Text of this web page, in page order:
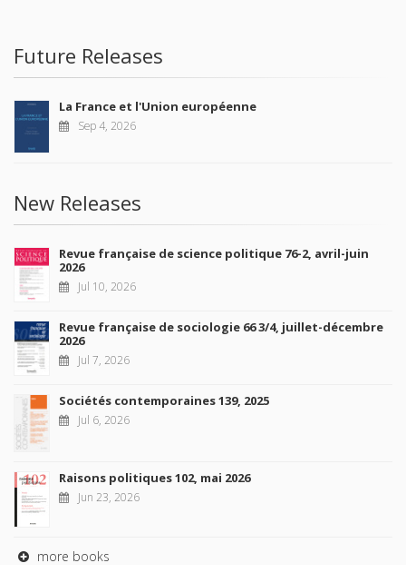
Future Releases
La France et l'Union européenne
Sep 4, 2026
New Releases
Revue française de science politique 76-2, avril-juin
2026
Jul 10, 2026
Revue française de sociologie 66 3/4, juillet-décembre
2026
Jul 7, 2026
Sociétés contemporaines 139, 2025
Jul 6, 2026
Raisons politiques 102, mai 2026
Jun 23, 2026
more books